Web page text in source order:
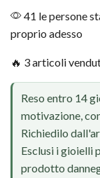
41 le persone
proprio adesso
🔥 3 articoli
Reso entro 14
motivazione,
Richiedilo
Esclusi i gioielli
prodotto